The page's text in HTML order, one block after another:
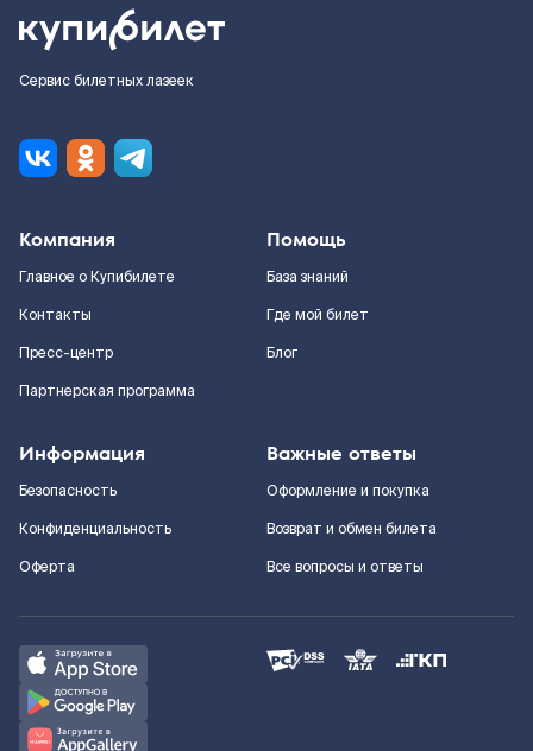
Сервис билетных лазеек
Компания
Главное о Купибилете
Контакты
Пресс-центр
Партнерская программа
Помощь
База знаний
Где мой билет
Блог
Информация
Безопасность
Конфиденциальность
Оферта
Важные ответы
Оформление и покупка
Возврат и обмен билета
Все вопросы и ответы